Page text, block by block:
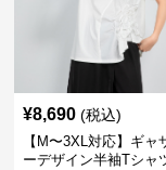
¥8,690 (税込)
【M〜3XL対応】ギャ
ーデザイン半袖Tシャ